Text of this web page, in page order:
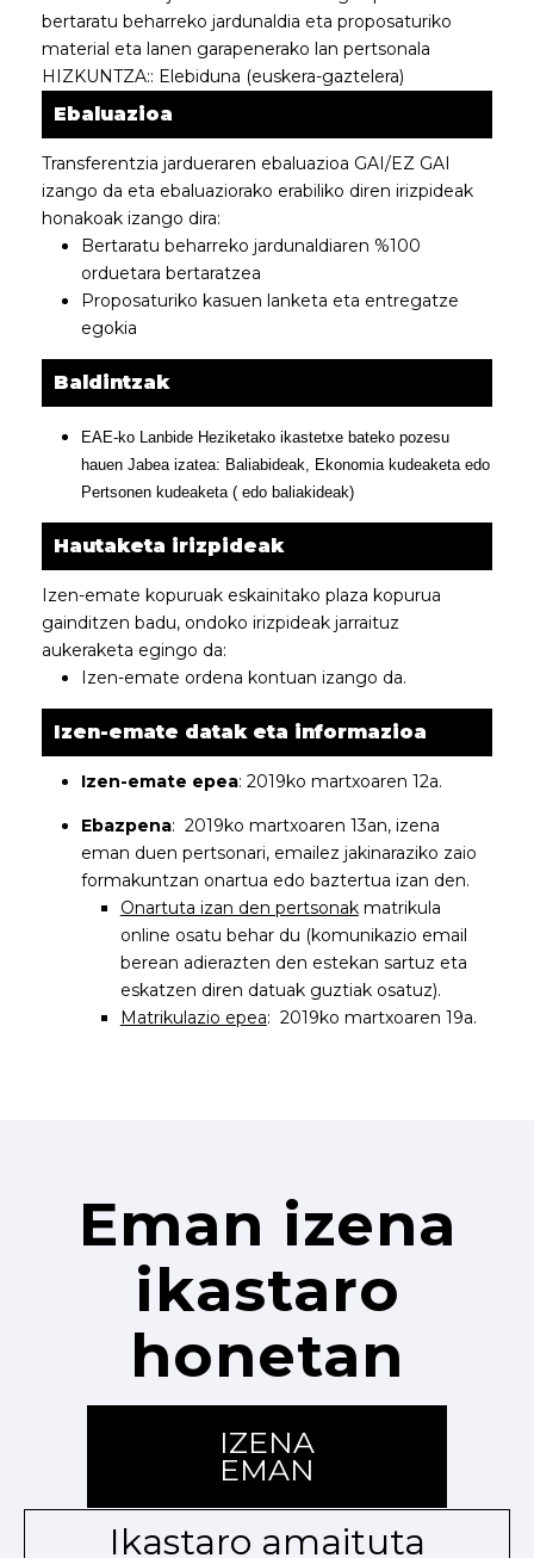
bertaratu beharreko jardunaldia eta proposaturiko
material eta lanen garapenerako lan pertsonala
HIZKUNTZA:: Elebiduna (euskera-gaztelera)
Ebaluazioa
Transferentzia jardueraren ebaluazioa GAI/EZ GAI
izango da eta ebaluaziorako erabiliko diren irizpideak
honakoak izango dira:
Bertaratu beharreko jardunaldiaren %100
orduetara bertaratzea
Proposaturiko kasuen lanketa eta entregatze
egokia
Baldintzak
EAE-ko Lanbide Heziketako ikastetxe bateko pozesu
hauen Jabea izatea: Baliabideak, Ekonomia kudeaketa edo
Pertsonen kudeaketa ( edo baliakideak)
Hautaketa irizpideak
Izen-emate kopuruak eskainitako plaza kopurua
gainditzen badu, ondoko irizpideak jarraituz
aukeraketa egingo da:
Izen-emate ordena kontuan izango da.
Izen-emate datak eta informazioa
Izen-emate epea: 2019ko martxoaren 12a.
Ebazpena: 2019ko martxoaren 13an, izena
eman duen pertsonari, emailez jakinaraziko zaio
formakuntzan onartua edo baztertua izan den.
Onartuta izan den pertsonakmatrikula
online osatu behar du (komunikazio email
berean adierazten den estekan sartuz eta
eskatzen diren datuak guztiak osatuz).
Matrikulazio epea: 2019ko martxoaren 19a.
Eman izena
ikastaro
honetan
IZENA
EMAN
Ikastaro amaituta